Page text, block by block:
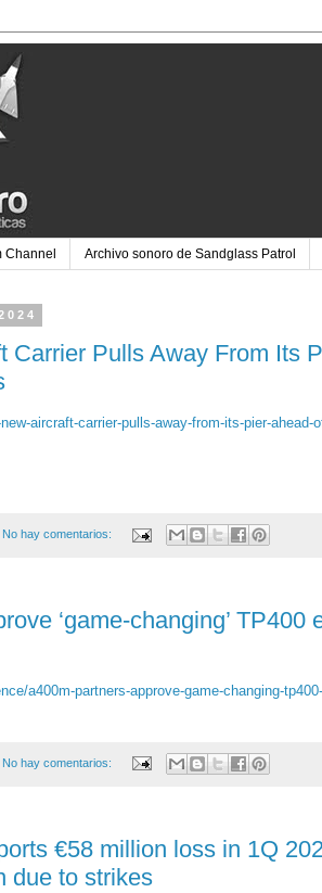
Channel Archivo sonoro de Sandglass Patrol
Carrier Pulls Away From Its
aircraft-carrier-pulls-away-from-its-pier-ahead-
No hay comentarios:
‘game-changing’ TP400
a400m-partners-approve-game-changing-
No hay comentarios:
€58 million loss in 1Q
due to strikes